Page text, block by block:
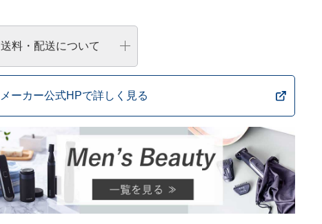
送料・配送について
メーカー公式HPで詳しく見る